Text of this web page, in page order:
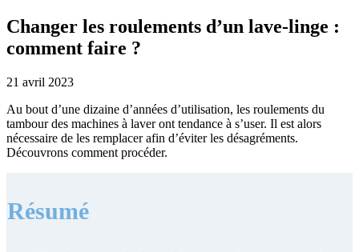
Changer les roulements d’un lave-linge :
comment faire ?
21 avril 2023
Au bout d’une dizaine d’années d’utilisation, les roulements du
tambour des machines à laver ont tendance à s’user. Il est alors
nécessaire de les remplacer afin d’éviter les désagréments.
Découvrons comment procéder.
Résumé